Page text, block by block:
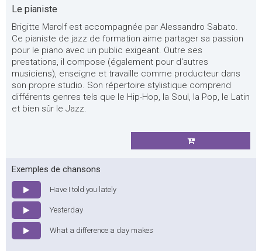
Le pianiste
Brigitte Marolf est accompagnée par Alessandro Sabato.
Ce pianiste de jazz de formation aime partager sa passion
pour le piano avec un public exigeant. Outre ses
prestations, il compose (également pour d'autres
musiciens), enseigne et travaille comme producteur dans
son propre studio. Son répertoire stylistique comprend
différents genres tels que le Hip-Hop, la Soul, la Pop, le Latin
et bien sûr le Jazz.
Exemples de chansons
Have I told you lately
Yesterday
What a difference a day makes